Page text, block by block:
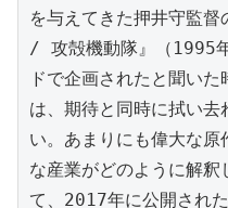
を与えてきた押井守監
/ 攻殻機動隊』（1995
ドで企画されたと聞い
は、期待と同時に拭い
い。あまりにも偉大な
な産業がどのように解釈
て、2017年に公開され